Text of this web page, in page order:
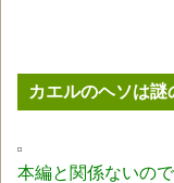
カエルのヘソは謎
本編と関係ないの